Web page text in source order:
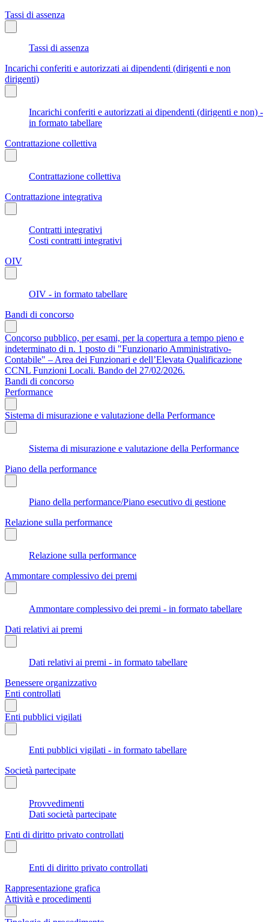
Tassi di assenza
Tassi di assenza
Incarichi conferiti e autorizzati ai dipendenti (dirigenti e non
dirigenti)
Incarichi conferiti e autorizzati ai dipendenti (dirigenti e non) -
in formato tabellare
Contrattazione collettiva
Contrattazione collettiva
Contrattazione integrativa
Contratti integrativi
Costi contratti integrativi
OIV
OIV - in formato tabellare
Bandi di concorso
Concorso pubblico, per esami, per la copertura a tempo pieno e
indeterminato di n. 1 posto di "Funzionario Amministrativo-
Contabile" – Area dei Funzionari e dell’Elevata Qualificazione
CCNL Funzioni Locali. Bando del 27/02/2026.
Bandi di concorso
Performance
Sistema di misurazione e valutazione della Performance
Sistema di misurazione e valutazione della Performance
Piano della performance
Piano della performance/Piano esecutivo di gestione
Relazione sulla performance
Relazione sulla performance
Ammontare complessivo dei premi
Ammontare complessivo dei premi - in formato tabellare
Dati relativi ai premi
Dati relativi ai premi - in formato tabellare
Benessere organizzativo
Enti controllati
Enti pubblici vigilati
Enti pubblici vigilati - in formato tabellare
Società partecipate
Provvedimenti
Dati società partecipate
Enti di diritto privato controllati
Enti di diritto privato controllati
Rappresentazione grafica
Attività e procedimenti